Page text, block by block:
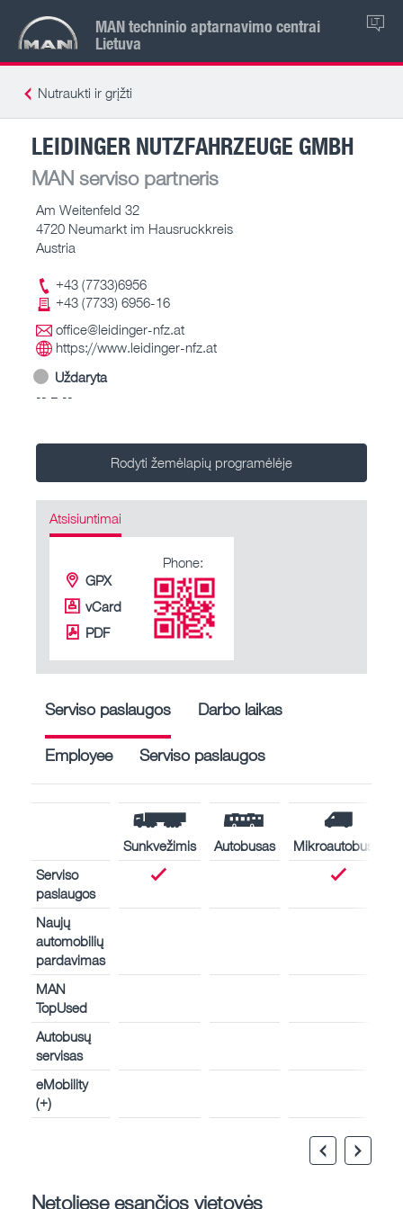
MAN techninio aptarnavimo centrai
Lietuva
LT
Nutraukti ir grįžti
LEIDINGER NUTZFAHRZEUGE GMBH
MAN serviso partneris
Am Weitenfeld 32
4720 Neumarkt im Hausruckkreis
Austria
+43 (7733)6956
+43 (7733) 6956-16
office@leidinger-nfz.at
https://www.leidinger-nfz.at
Uždaryta
-- – --
Rodyti žemėlapių programėlėje
Atsisiuntimai
GPX
vCard
PDF
Phone:
Serviso paslaugos Darbo laikas
Employee Serviso paslaugos
Sunkvežimis Autobusas
Mikroautobusas
Serviso
paslaugos
Naujų
automobilių
pardavimas
MAN
TopUsed
Autobusų
servisas
eMobility
(+)
Netoliese esančios vietovės